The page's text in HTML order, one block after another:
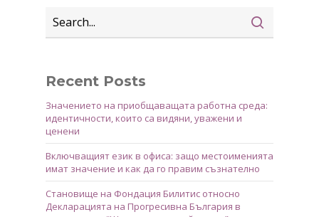
Recent Posts
Значението на приобщаващата работна среда:
идентичности, които са видяни, уважени и
ценени
Включващият език в офиса: защо местоименията
имат значение и как да го правим съзнателно
Становище на Фондация Билитис относно
Декларацията на Прогресивна България в